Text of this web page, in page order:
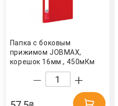
Папка с боковым
прижимом JOBMAX,
корешок 16мм., 450мКм
пластик, до 120 лист.,
красн. BuroMax